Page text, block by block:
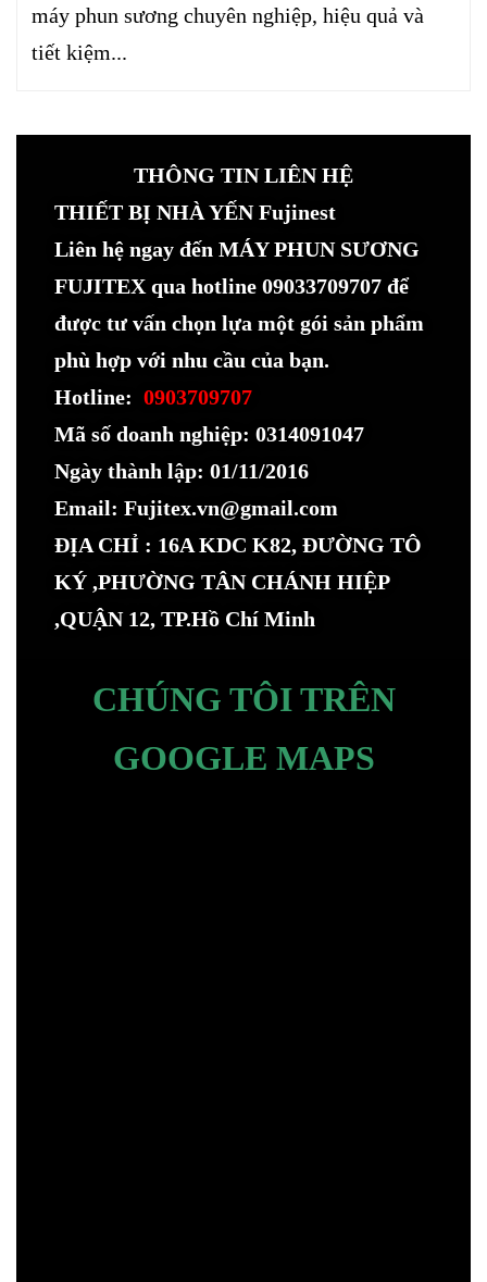
máy phun sương chuyên nghiệp, hiệu quả và
tiết kiệm...
THÔNG TIN LIÊN HỆ
THIẾT BỊ NHÀ YẾN Fujinest
Liên hệ ngay đến MÁY PHUN SƯƠNG
FUJITEX qua hotline 09033709707 để
được tư vấn chọn lựa một gói sản phẩm
phù hợp với nhu cầu của bạn.
Hotline: 0903709707
Mã số doanh nghiệp: 0314091047
Ngày thành lập: 01/11/2016
Email: Fujitex.vn@gmail.com
ĐỊA CHỈ : 16A KDC K82, ĐƯỜNG TÔ
KÝ ,PHƯỜNG TÂN CHÁNH HIỆP
,QUẬN 12, TP.Hồ Chí Minh
CHÚNG TÔI TRÊN
GOOGLE MAPS